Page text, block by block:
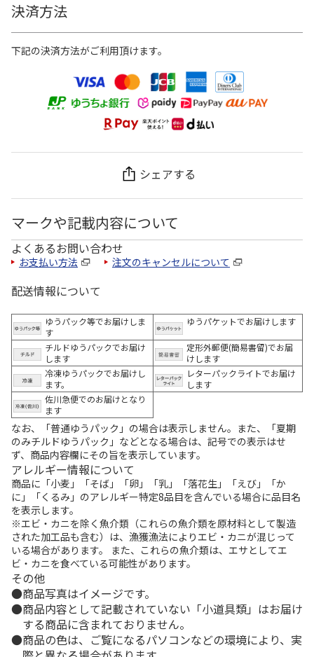
決済方法
下記の決済方法がご利用頂けます。
シェアする
マークや記載内容について
よくあるお問い合わせ
お支払い方法 注文のキャンセルについて
配送情報について
ゆうパック等でお届けしま
す
ゆうパケットでお届けします
チルドゆうパックでお届け
します
定形外郵便(簡易書留)でお届
けします
冷凍ゆうパックでお届けし
ます。
レターパックライトでお届け
します
佐川急便でのお届けとなり
ます
なお、「普通ゆうパック」の場合は表示しません。また、「夏期
のみチルドゆうパック」などとなる場合は、記号での表示はせ
ず、商品内容欄にその旨を表示しています。
アレルギー情報について
商品に「小麦」「そば」「卵」「乳」「落花生」「えび」「か
に」「くるみ」のアレルギー特定8品目を含んでいる場合に品目名
を表示します。
※エビ・カニを除く魚介類（これらの魚介類を原材料として製造
された加工品も含む）は、漁獲漁法によりエビ・カニが混じって
いる場合があります。 また、これらの魚介類は、エサとしてエ
ビ・カニを食べている可能性があります。
その他
商品写真はイメージです。
商品内容として記載されていない「小道具類」はお届け
する商品に含まれておりません。
商品の色は、ご覧になるパソコンなどの環境により、実